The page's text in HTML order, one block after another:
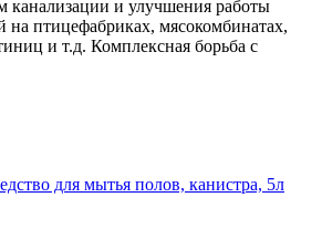
канализации и улучшения работы
птицефабриках, мясокомбинатах,
и т.д. Комплексная борьба с